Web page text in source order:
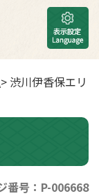
> 渋川伊香保エリ
番号：P-006668